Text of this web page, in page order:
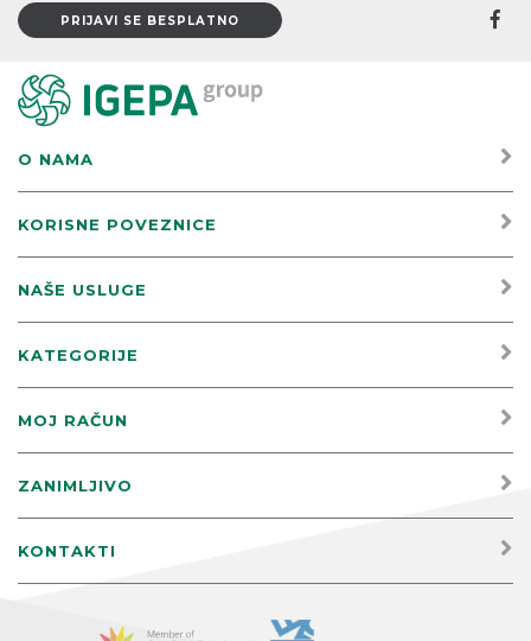
O NAMA
KORISNE POVEZNICE
NAŠE USLUGE
KATEGORIJE
MOJ RAČUN
ZANIMLJIVO
KONTAKTI